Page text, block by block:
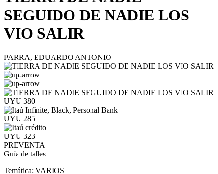
SEGUIDO DE NADIE LOS
VIO SALIR
PARRA, EDUARDO ANTONIO
UYU 380
UYU 285
UYU 323
PREVENTA
Guía de talles
Temática: VARIOS